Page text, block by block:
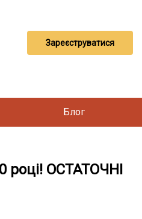
Зареєструватися
Блог
році! ОСТАТОЧНІ